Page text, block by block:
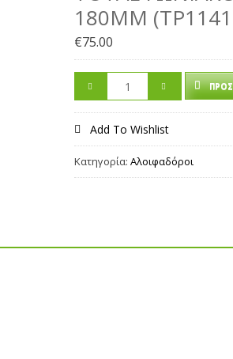
180MM
€75.00
Add To Wishlist
Κατηγορία:Αλοιφαδόροι